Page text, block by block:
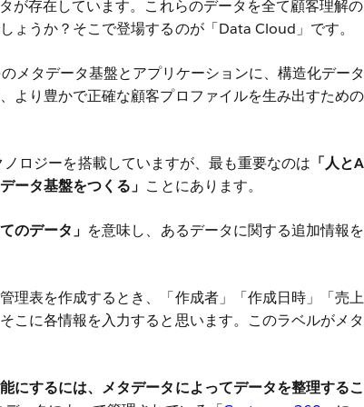
が存在しています。これらのデータを全て顧客理解
ょうか？そこで登場するのが「Data Cloud」です。
メタデータ基盤とアプリケーションに、構造化デー
より豊かで正確な顧客プロファイルを生み出すため
ノロジーを搭載していますが、最も重要なのは 「人と
ータ基盤をつくる」 ことにあります。
のデータ」 を意味し、あるデータに関する追加情報
理表を作成するとき、「作成者」「作成日時」「売
こに各情報を入力すると思います。このラベルがメ
にするには、メタデータによってデータを整理する